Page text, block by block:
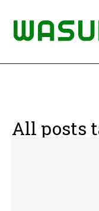
All posts